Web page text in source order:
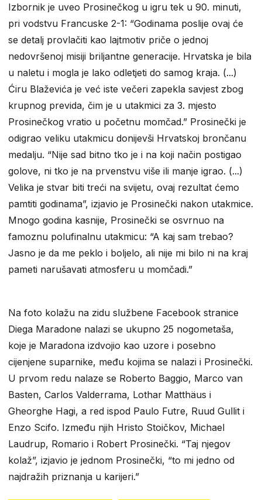
Izbornik je uveo Prosinečkog u igru tek u 90. minuti,
pri vodstvu Francuske 2-1: “Godinama poslije ovaj će
se detalj provlačiti kao lajtmotiv priče o jednoj
nedovršenoj misiji briljantne generacije. Hrvatska je bila
u naletu i mogla je lako odletjeti do samog kraja. (...)
Ćiru Blaževića je već iste večeri zapekla savjest zbog
krupnog previda, čim je u utakmici za 3. mjesto
Prosinečkog vratio u početnu momčad.” Prosinečki je
odigrao veliku utakmicu donijevši Hrvatskoj brončanu
medalju. “Nije sad bitno tko je i na koji način postigao
golove, ni tko je na prvenstvu više ili manje igrao. (...)
Velika je stvar biti treći na svijetu, ovaj rezultat ćemo
pamtiti godinama”, izjavio je Prosinečki nakon utakmice.
Mnogo godina kasnije, Prosinečki se osvrnuo na
famoznu polufinalnu utakmicu: “A kaj sam trebao?
Jasno je da me peklo i boljelo, ali nije mi bilo ni na kraj
pameti narušavati atmosferu u momčadi.”
Na foto kolažu na zidu službene Facebook stranice
Diega Maradone nalazi se ukupno 25 nogometaša,
koje je Maradona izdvojio kao uzore i posebno
cijenjene suparnike, među kojima se nalazi i Prosinečki.
U prvom redu nalaze se Roberto Baggio, Marco van
Basten, Carlos Valderrama, Lothar Matthäus i
Gheorghe Hagi, a red ispod Paulo Futre, Ruud Gullit i
Enzo Scifo. Između njih Hristo Stoičkov, Michael
Laudrup, Romario i Robert Prosinečki. “Taj njegov
kolaž”, izjavio je jednom Prosinečki, “to mi jedno od
najdražih priznanja u karijeri.”